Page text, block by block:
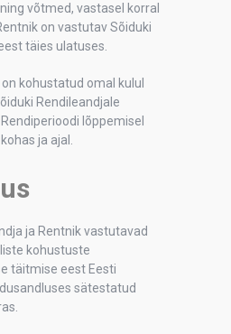
võtmed, vastasel korral
on vastutav Sõiduki
täies ulatuses.
kohustatud omal kulul
Rendileandjale
lõppemisel
ja ajal.
ja Rentnik vastutavad
kohustuste
täitmise eest Eesti
sätestatud